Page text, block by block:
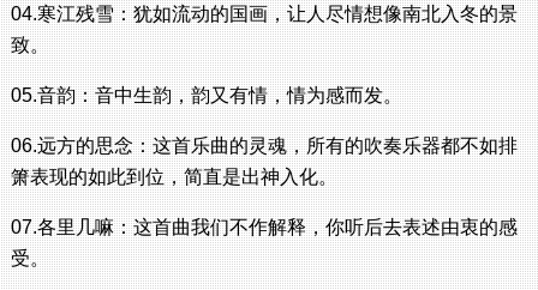
04.寒江残雪：犹如流动的国画，让人尽情想像南北入冬的景
致。
05.音韵：音中生韵，韵又有情，情为感而发。
06.远方的思念：这首乐曲的灵魂，所有的吹奏乐器都不如排
箫表现的如此到位，简直是出神入化。
07.各里几嘛：这首曲我们不作解释，你听后去表述由衷的感
受。